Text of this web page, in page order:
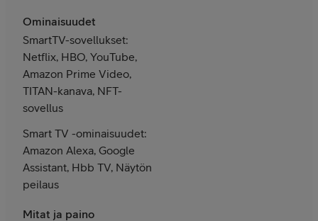
Ominaisuudet
SmartTV-sovellukset:
Netflix, HBO, YouTube,
Amazon Prime Video,
TITAN-kanava, NFT-
sovellus
Smart TV -ominaisuudet:
Amazon Alexa, Google
Assistant, Hbb TV, Näytön
peilaus
Mitat ja paino